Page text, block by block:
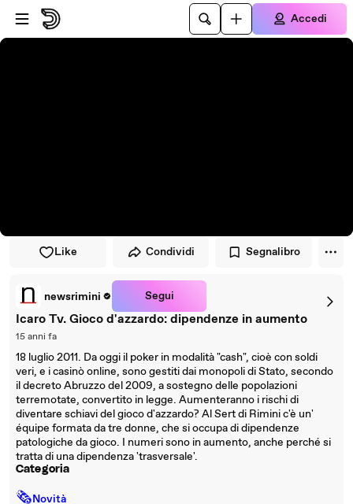
Vai al lettore
Passa al contenuto principale
Accedi
Like Condividi Segnalibro
newsrimini Segui
Icaro Tv. Gioco d'azzardo: dipendenze in aumento
15 anni fa
18 luglio 2011. Da oggi il poker in modalità "cash", cioè con soldi
veri, e i casinò online, sono gestiti dai monopoli di Stato, secondo
il decreto Abruzzo del 2009, a sostegno delle popolazioni
terremotate, convertito in legge. Aumenteranno i rischi di
diventare schiavi del gioco d'azzardo? Al Sert di Rimini c'è un'
équipe formata da tre donne, che si occupa di dipendenze
patologiche da gioco. I numeri sono in aumento, anche perché si
tratta di una dipendenza 'trasversale'.
Categoria
🗞Novità